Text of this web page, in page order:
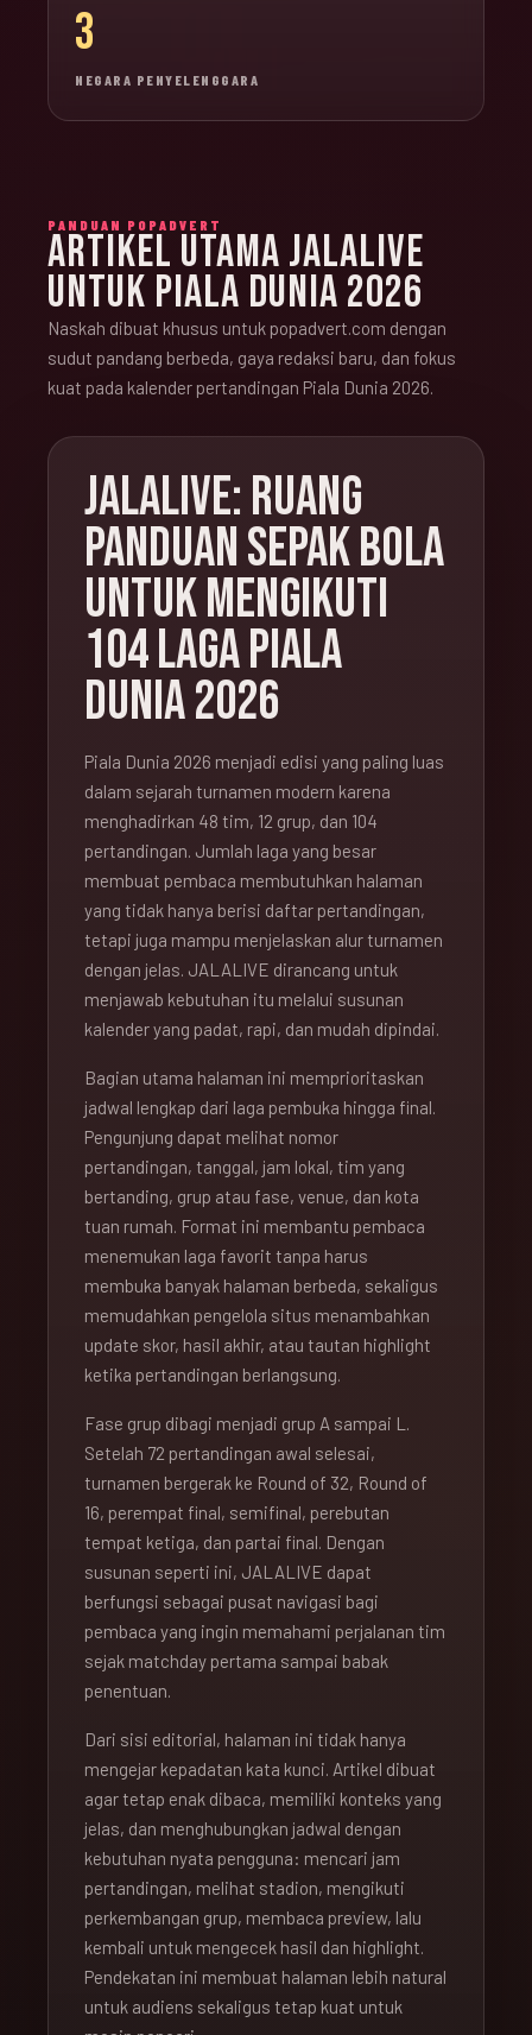
3
NEGARA PENYELENGGARA
PANDUAN POPADVERT
ARTIKEL UTAMA JALALIVE
UNTUK PIALA DUNIA 2026
Naskah dibuat khusus untuk popadvert.com dengan
sudut pandang berbeda, gaya redaksi baru, dan fokus
kuat pada kalender pertandingan Piala Dunia 2026.
JALALIVE: RUANG
PANDUAN SEPAK BOLA
UNTUK MENGIKUTI
104 LAGA PIALA
DUNIA 2026
Piala Dunia 2026 menjadi edisi yang paling luas
dalam sejarah turnamen modern karena
menghadirkan 48 tim, 12 grup, dan 104
pertandingan. Jumlah laga yang besar
membuat pembaca membutuhkan halaman
yang tidak hanya berisi daftar pertandingan,
tetapi juga mampu menjelaskan alur turnamen
dengan jelas. JALALIVE dirancang untuk
menjawab kebutuhan itu melalui susunan
kalender yang padat, rapi, dan mudah dipindai.
Bagian utama halaman ini memprioritaskan
jadwal lengkap dari laga pembuka hingga final.
Pengunjung dapat melihat nomor
pertandingan, tanggal, jam lokal, tim yang
bertanding, grup atau fase, venue, dan kota
tuan rumah. Format ini membantu pembaca
menemukan laga favorit tanpa harus
membuka banyak halaman berbeda, sekaligus
memudahkan pengelola situs menambahkan
update skor, hasil akhir, atau tautan highlight
ketika pertandingan berlangsung.
Fase grup dibagi menjadi grup A sampai L.
Setelah 72 pertandingan awal selesai,
turnamen bergerak ke Round of 32, Round of
16, perempat final, semifinal, perebutan
tempat ketiga, dan partai final. Dengan
susunan seperti ini, JALALIVE dapat
berfungsi sebagai pusat navigasi bagi
pembaca yang ingin memahami perjalanan tim
sejak matchday pertama sampai babak
penentuan.
Dari sisi editorial, halaman ini tidak hanya
mengejar kepadatan kata kunci. Artikel dibuat
agar tetap enak dibaca, memiliki konteks yang
jelas, dan menghubungkan jadwal dengan
kebutuhan nyata pengguna: mencari jam
pertandingan, melihat stadion, mengikuti
perkembangan grup, membaca preview, lalu
kembali untuk mengecek hasil dan highlight.
Pendekatan ini membuat halaman lebih natural
untuk audiens sekaligus tetap kuat untuk